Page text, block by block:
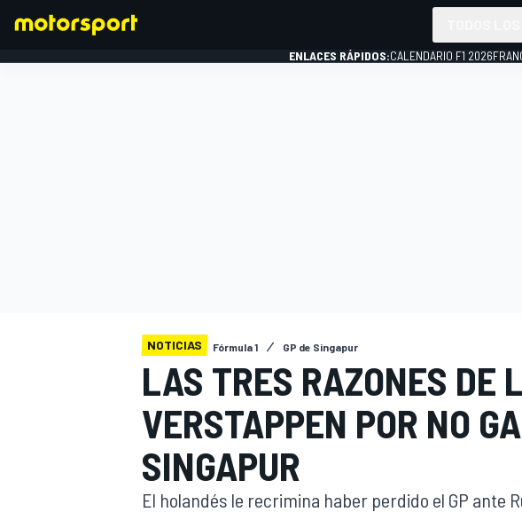
INDYCAR
ENLACES RÁPIDOS:CALENDARIO F1 2026
NOTICIAS Fórmula 1 GP de Singapur
LAS TRES RAZONES DE
VERSTAPPEN POR NO
SINGAPUR
El holandés le recrimina haber perdido el GP ante